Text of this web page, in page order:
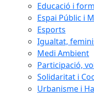
Educació i
Espai Públic i
Esports
Igualtat,
Medi Ambient
Participació,
Solidaritat i
Urbanisme i